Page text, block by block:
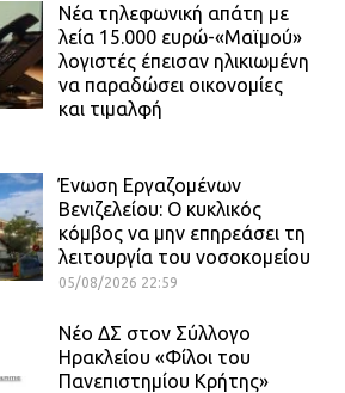
Νέα τηλεφωνική απάτη με
λεία 15.000 ευρώ-«Μαϊμού»
λογιστές έπεισαν ηλικιωμένη
να παραδώσει οικονομίες
και τιμαλφή
Ένωση Εργαζομένων
Βενιζελείου: Ο κυκλικός
κόμβος να μην επηρεάσει τη
λειτουργία του νοσοκομείου
05/08/2026 22:59
Νέο ΔΣ στον Σύλλογο
Ηρακλείου «Φίλοι του
Πανεπιστημίου Κρήτης»